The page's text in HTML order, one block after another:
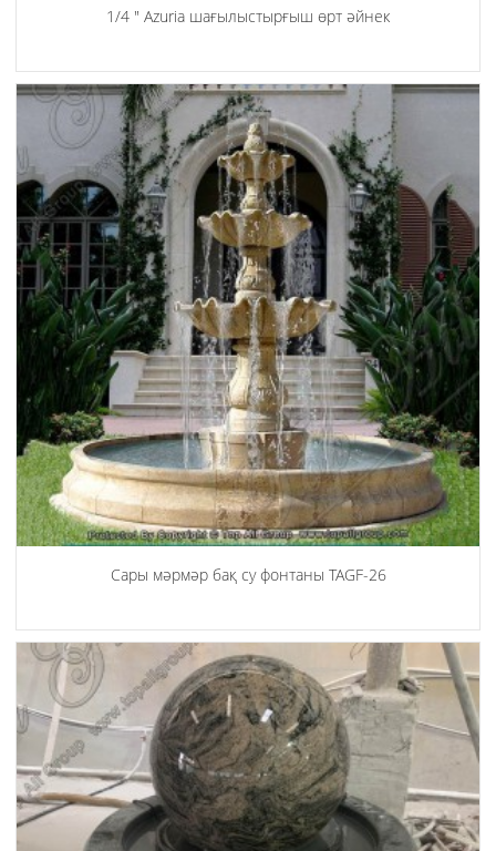
1/4 ″ Azuria шағылыстырғыш өрт әйнек
Сары мәрмәр бақ су фонтаны TAGF-26